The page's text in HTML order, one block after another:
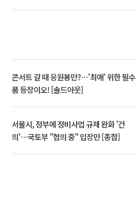
콘서트 갈 때 응원봉만?⋯'최애' 위한 필수
품 등장이오! [솔드아웃]
서울시, 정부에 정비사업 규제 완화 '건
의'⋯국토부 "협의 중" 입장만 [종합]